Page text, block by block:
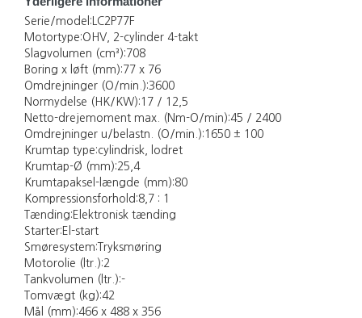
Serie/model: LC2P77F
Motortype:OHV, 2-cylinder 4-takt
Slagvolumen (cm³):708
Boring x løft (mm):77 x 76
Omdrejninger (O/min.):3600
Normydelse (HK/KW): 17 / 12,5
Netto-drejemoment max. (Nm-O/min):45 / 2400
Omdrejninger u/belastn. (O/min.): 1650 ± 100
Krumtap type:cylindrisk, lodret
Krumtap-Ø (mm):25,4
Krumtapaksel-længde (mm):80
Kompressionsforhold:8,7 : 1
Tænding: Elektronisk tænding
Starter: El-start
Smøresystem:Tryksmøring
Motorolie (ltr.):2
Tankvolumen (ltr.):-
Tomvægt (kg):42
Mål (mm):466 x 488 x 356